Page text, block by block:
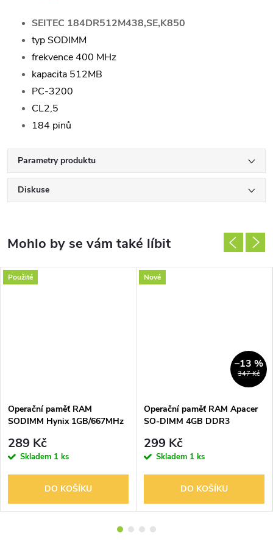
SEITEC 184DR512M438,SE,K850
typ SODIMM
frekvence 400 MHz
kapacita 512MB
PC-3200
CL2,5
184 pinů
Parametry produktu
Diskuse
Použité
Operační paměť RAM
SODIMM Hynix 1GB/667MHz
289 Kč
Skladem 1 ks
DO KOŠÍKU
Nové
347 Kč
–13 %
Operační paměť RAM Apacer
SO-DIMM 4GB DDR3
299 Kč
Skladem 1 ks
DO KOŠÍKU